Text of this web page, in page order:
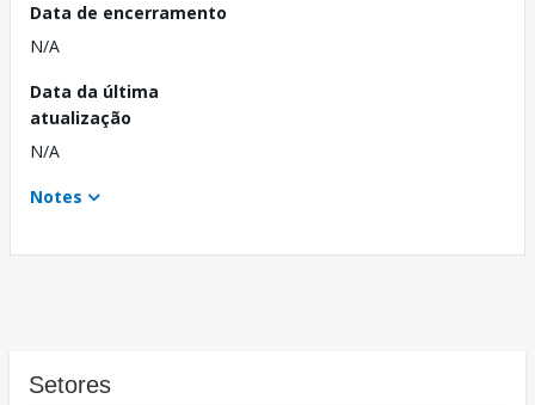
Data de encerramento
N/A
Data da última
atualização
N/A
Notes
Setores